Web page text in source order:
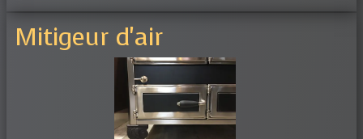
Mitigeur d'air